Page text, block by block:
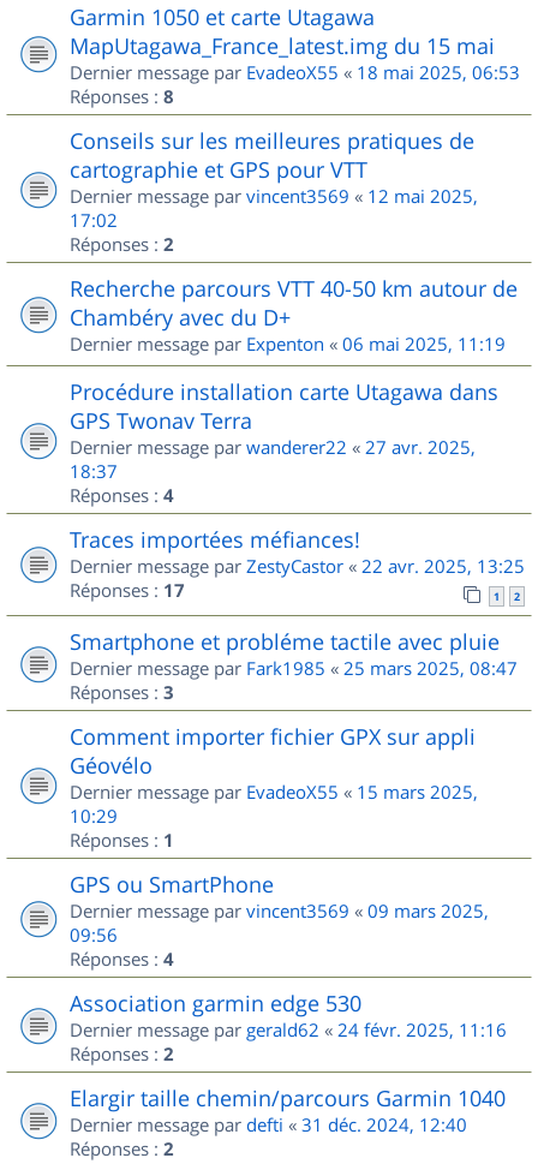
Garmin 1050 et carte Utagawa
MapUtagawa_France_latest.img du 15 mai
Dernier message par EvadeoX55 « 18 mai 2025, 06:53
Réponses : 8
Conseils sur les meilleures pratiques de
cartographie et GPS pour VTT
Dernier message par vincent3569 « 12 mai 2025,
17:02
Réponses : 2
Recherche parcours VTT 40-50 km autour de
Chambéry avec du D+
Dernier message par Expenton « 06 mai 2025, 11:19
Procédure installation carte Utagawa dans
GPS Twonav Terra
Dernier message par wanderer22 « 27 avr. 2025,
18:37
Réponses : 4
Traces importées méfiances!
Dernier message par ZestyCastor « 22 avr. 2025, 13:25
Réponses : 17 1 2
Smartphone et probléme tactile avec pluie
Dernier message par Fark1985 « 25 mars 2025, 08:47
Réponses : 3
Comment importer fichier GPX sur appli
Géovélo
Dernier message par EvadeoX55 « 15 mars 2025,
10:29
Réponses : 1
GPS ou SmartPhone
Dernier message par vincent3569 « 09 mars 2025,
09:56
Réponses : 4
Association garmin edge 530
Dernier message par gerald62 « 24 févr. 2025, 11:16
Réponses : 2
Elargir taille chemin/parcours Garmin 1040
Dernier message par defti « 31 déc. 2024, 12:40
Réponses : 2